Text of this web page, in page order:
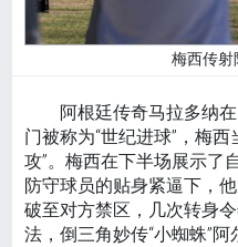
梅西传射
阿根廷传奇马拉多纳
门被称为“世纪进球”，梅
攻”。梅西在下半场展示了
防守球员的贴身紧逼下，
破至对方禁区，几次转身
法，倒三角妙传“小蜘蛛”